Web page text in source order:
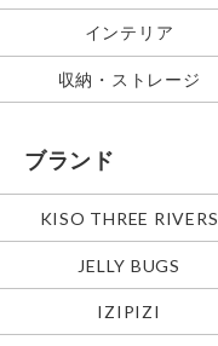
インテリア
収納・ストレージ
ブランド
KISO THREE RIVERS
JELLY BUGS
IZIPIZI